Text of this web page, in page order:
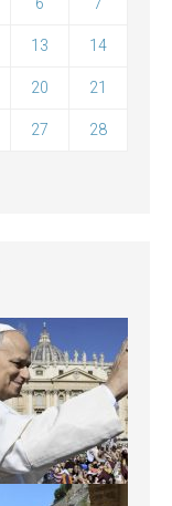
13 14
20 21
27 28